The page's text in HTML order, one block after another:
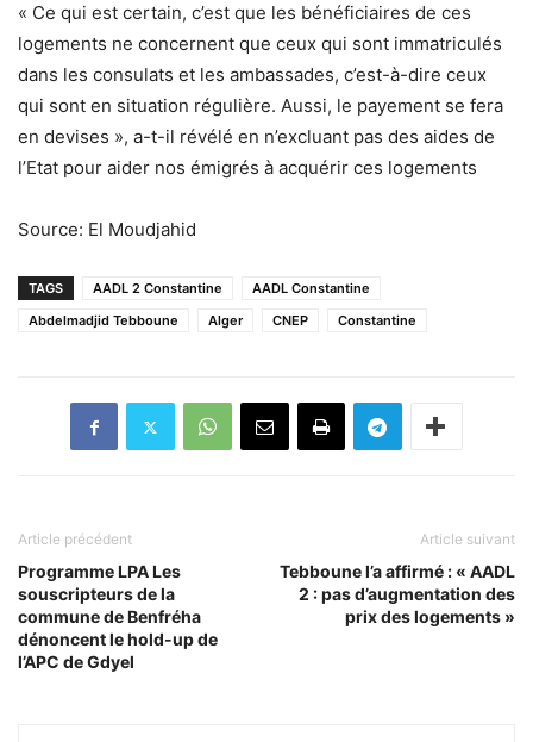
« Ce qui est certain, c’est que les bénéficiaires de ces
logements ne concernent que ceux qui sont immatriculés
dans les consulats et les ambassades, c’est-à-dire ceux
qui sont en situation régulière. Aussi, le payement se fera
en devises », a-t-il révélé en n’excluant pas des aides de
l’Etat pour aider nos émigrés à acquérir ces logements
Source: El Moudjahid
TAGS AADL 2 Constantine
AADL Constantine
Abdelmadjid Tebboune
Alger CNEP Constantine
Article précédent
Programme LPA Les
souscripteurs de la
commune de Benfréha
dénoncent le hold-up de
l’APC de Gdyel
Article suivant
Tebboune l’a affirmé : « AADL
2 : pas d’augmentation des
prix des logements »